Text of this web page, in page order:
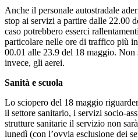
Anche il personale autostradale
stop ai servizi a partire dalle 22.00
caso potrebbero esserci
particolare nelle ore di traffico più
00.01 alle 23.9 del 18 maggio.
invece, gli aerei.
Sanità e scuola
Lo sciopero del 18 maggio
il settore sanitario, i servizi socio-
strutture sanitarie il servizio non
lunedì (con l’ovvia esclusione dei